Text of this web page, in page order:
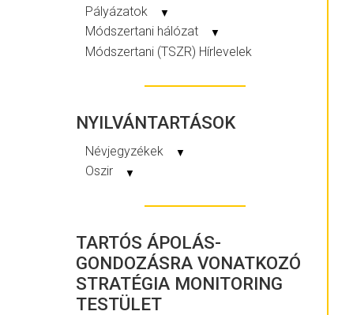
Pályázatok
▼
Módszertani hálózat ▼
Módszertani (TSZR) Hírlevelek
NYILVÁNTARTÁSOK
Névjegyzékek ▼
Oszir ▼
TARTÓS ÁPOLÁS-
GONDOZÁSRA VONATKOZÓ
STRATÉGIA MONITORING
TESTÜLET